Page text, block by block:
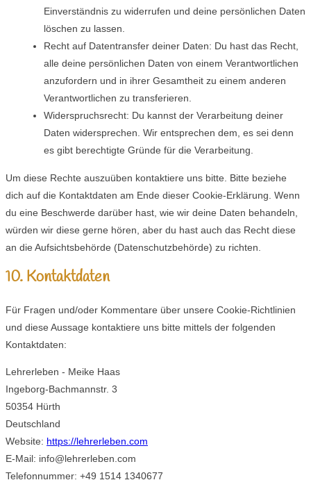
Einverständnis zu widerrufen und deine persönlichen Daten
löschen zu lassen.
Recht auf Datentransfer deiner Daten: Du hast das Recht,
alle deine persönlichen Daten von einem Verantwortlichen
anzufordern und in ihrer Gesamtheit zu einem anderen
Verantwortlichen zu transferieren.
Widerspruchsrecht: Du kannst der Verarbeitung deiner
Daten widersprechen. Wir entsprechen dem, es sei denn
es gibt berechtigte Gründe für die Verarbeitung.
Um diese Rechte auszuüben kontaktiere uns bitte. Bitte beziehe
dich auf die Kontaktdaten am Ende dieser Cookie-Erklärung. Wenn
du eine Beschwerde darüber hast, wie wir deine Daten behandeln,
würden wir diese gerne hören, aber du hast auch das Recht diese
an die Aufsichtsbehörde (Datenschutzbehörde) zu richten.
10. Kontaktdaten
Für Fragen und/oder Kommentare über unsere Cookie-Richtlinien
und diese Aussage kontaktiere uns bitte mittels der folgenden
Kontaktdaten:
Lehrerleben - Meike Haas
Ingeborg-Bachmannstr. 3
50354 Hürth
Deutschland
Website: https://lehrerleben.com
E-Mail: info@lehrerleben.com
Telefonnummer: +49 1514 1340677